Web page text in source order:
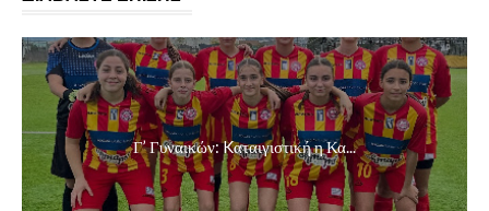
Γ’ Γυναικών: Kαταιγιστική η Κα...